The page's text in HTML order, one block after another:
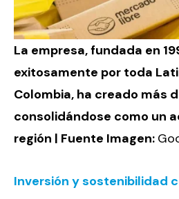
La empresa, fundada en
exitosamente por toda
Colombia, ha creado más
consolidándose como un
región | Fuente Imagen:
Inversión y sostenibilidad